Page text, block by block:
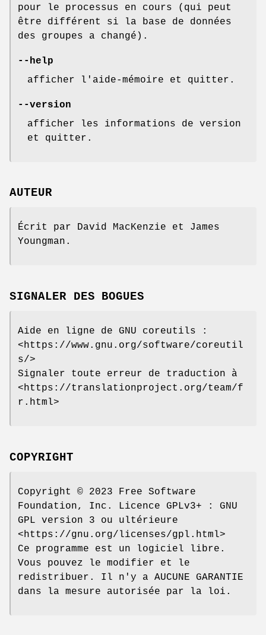
pour le processus en cours (qui peut
être différent si la base de données
des groupes a changé).
--help
afficher l'aide-mémoire et quitter.
--version
afficher les informations de version
et quitter.
AUTEUR
Écrit par David MacKenzie et James
Youngman.
SIGNALER DES BOGUES
Aide en ligne de GNU coreutils :
<https://www.gnu.org/software/coreutil
s/>
Signaler toute erreur de traduction à
<https://translationproject.org/team/f
r.html>
COPYRIGHT
Copyright © 2023 Free Software
Foundation, Inc. Licence GPLv3+ : GNU
GPL version 3 ou ultérieure
<https://gnu.org/licenses/gpl.html>
Ce programme est un logiciel libre.
Vous pouvez le modifier et le
redistribuer. Il n'y a AUCUNE GARANTIE
dans la mesure autorisée par la loi.